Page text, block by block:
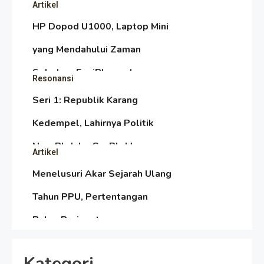
Artikel
HP Dopod U1000, Laptop Mini
yang Mendahului Zaman
Sebelum Era iPhone dan
Smartphone
Resonansi
Seri 1: Republik Karang
Kedempel, Lahirnya Politik
Non-Blok ke Go-Blok!
Artikel
Menelusuri Akar Sejarah Ulang
Tahun PPU, Pertentangan
Bulan Peringatan vs